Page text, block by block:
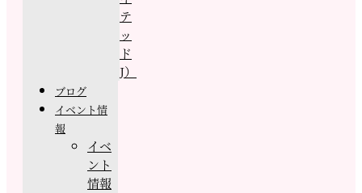
テ
ッ
ド
J）
ブログ
イベント情
報
イベ
ント
情報